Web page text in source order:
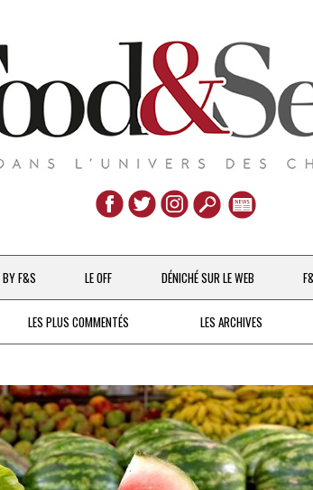
Aller
au
contenu
BY F&S
CHEFS & ACTUALITÉS
À LA PETITE CUILLÈRE
DESTIN DE FEMME
V…DE VOYAGE
LE OFF DÉNICHÉ SUR LE WEB
LES PLUS COMMENTÉS LES ARCHIVES
DEPUIS 2016